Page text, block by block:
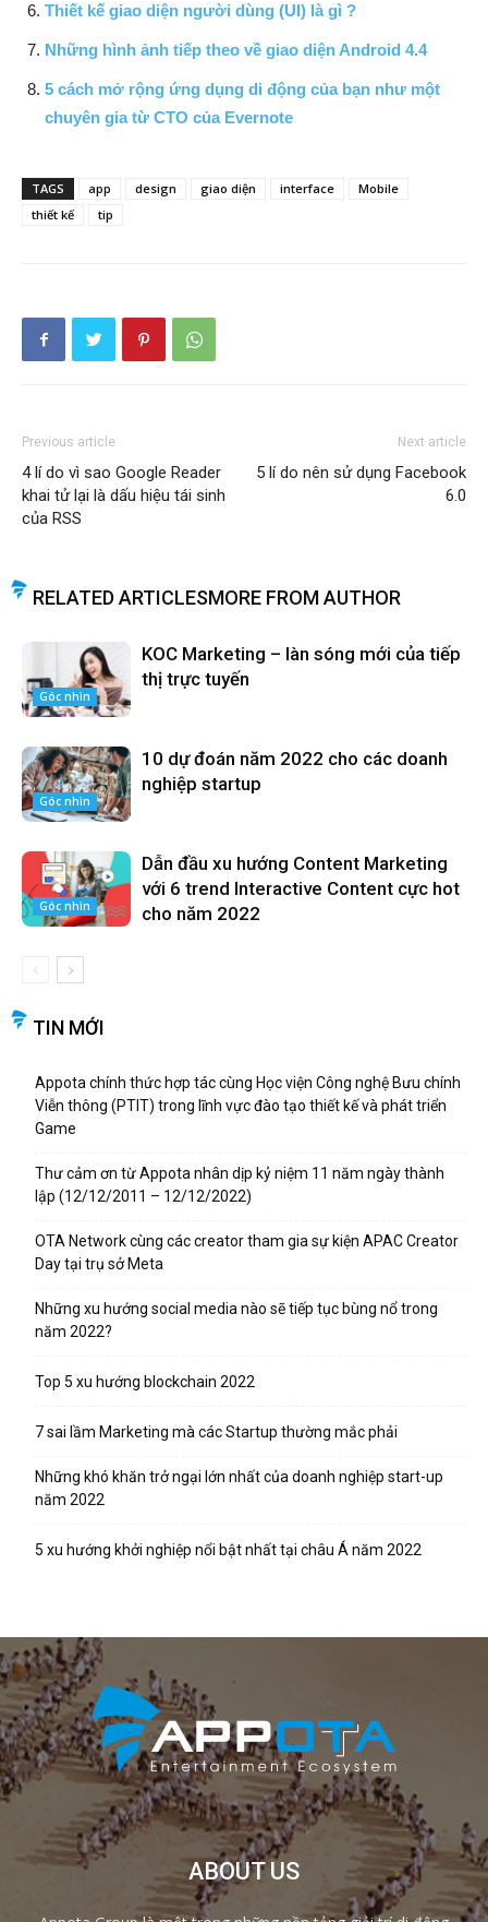
Thiết kế giao diện người dùng (UI) là gì ?
Những hình ảnh tiếp theo về giao diện Android 4.4
5 cách mở rộng ứng dụng di động của bạn như một
chuyên gia từ CTO của Evernote
TAGS app design giao diện interface
Mobile
thiết kế
tip
Previous article
4 lí do vì sao Google Reader
khai tử lại là dấu hiệu tái sinh
của RSS
Next article
5 lí do nên sử dụng Facebook
6.0
RELATED ARTICLESMORE FROM AUTHOR
Góc nhìn
KOC Marketing – làn sóng mới của tiếp
thị trực tuyến
Góc nhìn
10 dự đoán năm 2022 cho các doanh
nghiệp startup
Góc nhìn
Dẫn đầu xu hướng Content Marketing
với 6 trend Interactive Content cực hot
cho năm 2022
TIN MỚI
Appota chính thức hợp tác cùng Học viện Công nghệ Bưu chính
Viễn thông (PTIT) trong lĩnh vực đào tạo thiết kế và phát triển
Game
Thư cảm ơn từ Appota nhân dịp kỷ niệm 11 năm ngày thành
lập (12/12/2011 – 12/12/2022)
OTA Network cùng các creator tham gia sự kiện APAC Creator
Day tại trụ sở Meta
Những xu hướng social media nào sẽ tiếp tục bùng nổ trong
năm 2022?
Top 5 xu hướng blockchain 2022
7 sai lầm Marketing mà các Startup thường mắc phải
Những khó khăn trở ngại lớn nhất của doanh nghiệp start-up
năm 2022
5 xu hướng khởi nghiệp nổi bật nhất tại châu Á năm 2022
ABOUT US